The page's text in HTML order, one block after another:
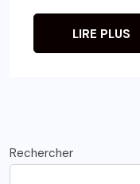
LIRE PLUS
Rechercher